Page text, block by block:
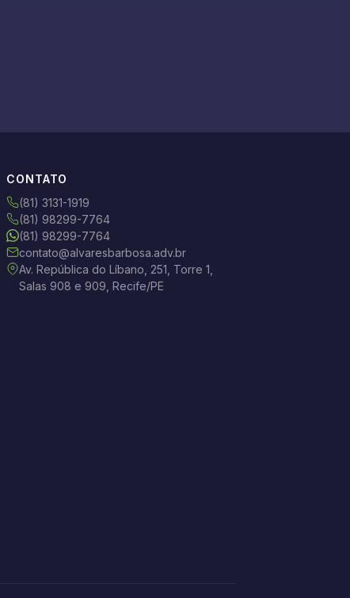
CONTATO
(81) 3131-1919
(81) 98299-7764
(81) 98299-7764
contato@alvaresbarbosa.adv.br
Av. República do Líbano, 251, Torre 1,
Salas 908 e 909, Recife/PE